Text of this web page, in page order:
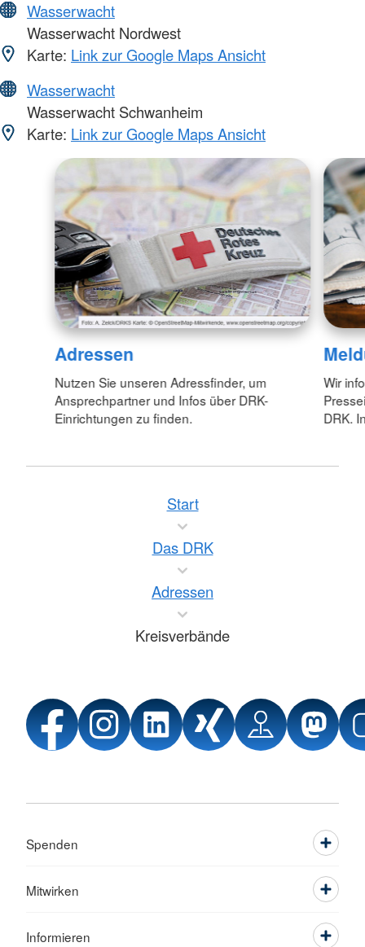
Wasserwacht
Wasserwacht Nordwest
Karte: Link zur Google Maps Ansicht
Wasserwacht
Wasserwacht Schwanheim
Karte: Link zur Google Maps Ansicht
Adressen
Nutzen Sie unseren Adressfinder, um
Ansprechpartner und Infos über DRK-
Einrichtungen zu finden.
Wir
DRK.
Start
Das DRK
Adressen
Kreisverbände
Spenden
Mitwirken
Informieren